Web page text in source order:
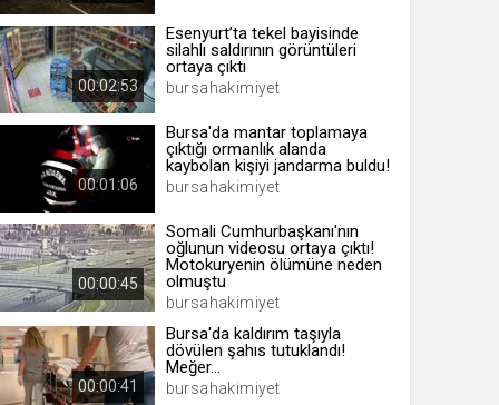
00:02:53
Esenyurt’ta tekel bayisinde
silahlı saldırının görüntüleri
ortaya çıktı
bursahakimiyet
00:01:06
Bursa'da mantar toplamaya
çıktığı ormanlık alanda
kaybolan kişiyi jandarma buldu!
bursahakimiyet
00:00:45
Somali Cumhurbaşkanı'nın
oğlunun videosu ortaya çıktı!
Motokuryenin ölümüne neden
olmuştu
bursahakimiyet
00:00:41
Bursa'da kaldırım taşıyla
dövülen şahıs tutuklandı!
Meğer...
bursahakimiyet